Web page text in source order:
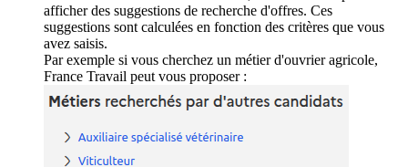
afficher des suggestions de recherche d'offres. Ces
suggestions sont calculées en fonction des critères que vous
avez saisis.
Par exemple si vous cherchez un métier d'ouvrier agricole,
France Travail peut vous proposer :